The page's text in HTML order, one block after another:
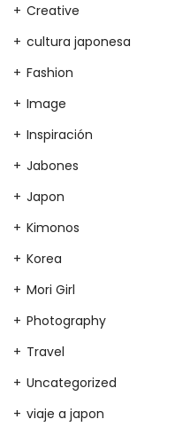
Creative
cultura japonesa
Fashion
Image
Inspiración
Jabones
Japon
Kimonos
Korea
Mori Girl
Photography
Travel
Uncategorized
viaje a japon